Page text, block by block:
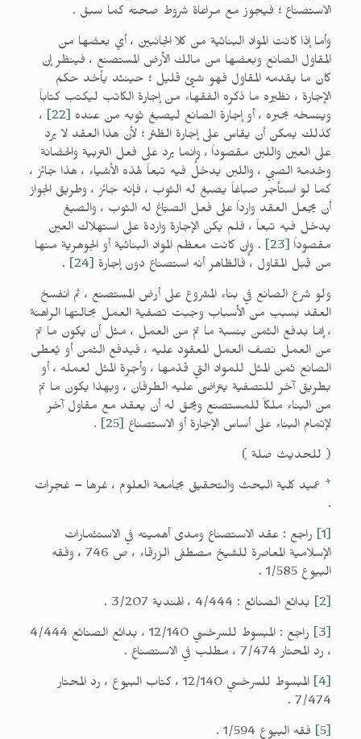
الاستصناع ؛ فيجوز مع مراعاة شروط صحته كما سبق .
وأما إذا كانت المواد البنائية من كلا الجانبين ، أي بعضها من
المقاول الصانع وبعضها من مالك الأرض المستصنع ، فينظر إن
كان ما يقدمه المقاول فهو شيئ قليل ؛ حينئد يأخد حكمَ
الإجارة ، نظيره ما ذكره الفقهاء من إجارة الكاتب ليكتب كتاباً
وينسخه بحبره ، أو إجارة الصانع ليصبغ ثوبه من عنده [22]
،
كذلك يمكن أن يقاس على إجارة الظئر ؛ لأن هذا العقد لا يرد
على العين واللبن مقصوداً ، وإنما يرد على فعل التربية والحضانة
وخدمة الصبي ، واللبن يدخل فيه تبعاً لهذه الأشياء ، هذا جائز ،
كما لو استأجر صباغاً يصبغ له الثوب ، فإنه جائز ، وطريق الجواز
أن يجعل العقد وارداً على فعل الصبّاغ له الثوب ، والصبغ
يدخل فيه تبعاً ، فلم يكن الإجارة واردة على استهلاك العين
مقصوداً [23]
. وإن كانت معظم المواد البنائية أو الجوهرية منها
من قِبَل المقاول ، فالظاهر أنه استصناع دون إجارة [24]
.
ولو شرع الصانع في بناء المشروع على أرض المستصنع ، ثم انفسخ
العقد بسبب من الأسباب وجبت تصفية العمل بحالتها الراهنة
، إمّا بدفع الثمن بنسبة ما تمّ من العمل ، مثل أن يكون ما تمّ
من العمل نصف العمل المعقود عليه ، فيدفع الثمن أو يُعطى
الصانع ثمن المثل للمواد التي قدّمها ، وأجرة المثل لعمله ، أو
بطريق آخر للتصفية يتراضى عليه الطرفان ، وبهذا يكون ما تمّ
من البناء ملكاً للمستصنع ويحق له أن يعقد مع مقاول آخر
لإتمام البناء على أساس الإجارة أو الاستصناع [25]
.
( للحديث صلة )
* عميد كلية البحث والتحقيق بجامعة العلوم ، غرها – غجرات
.
[1]
راجع : عقد الاستصناع ومدى أهميته في الاستثمارات
الإسلامية المعاصرة للشيخ مصطفى الزرقاء ، ص 746 ، وفقه
البيوع 1/585 .
[2]
بدائع الصنائع : 4/444 ، الهندية 3/207 .
[3]
راجع : المبسوط للسرخسي 12/140 ، بدائع الصنائع 4/444
، رد المحتار 7/474 ، مطلب في الاستصناع .
[4]
المبسوط للسرخسي 12/140 ، كتاب البيوع ، رد المحتار
7/474 .
[5]
فقه البيوع 1/594 .